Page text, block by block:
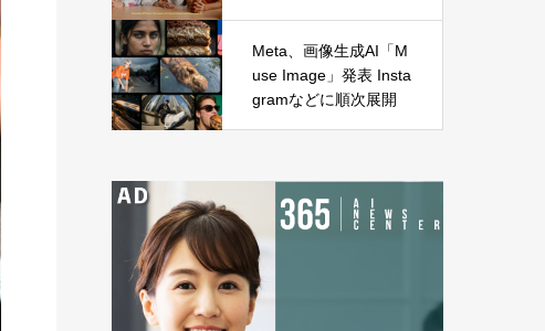
Meta、画像生成AI「M
use Image」発表 Insta
gramなどに順次展開